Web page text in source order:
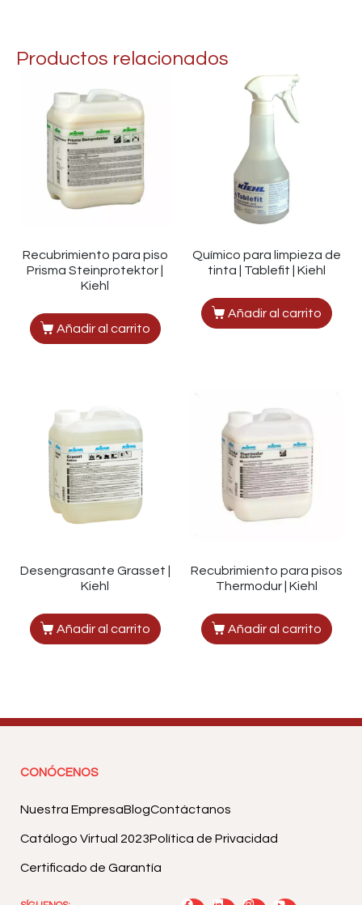
Productos relacionados
Recubrimiento para piso
Prisma Steinprotektor |
Kiehl
Añadir al carrito
Químico para limpieza de
tinta | Tablefit | Kiehl
Añadir al carrito
Desengrasante Grasset |
Kiehl
Añadir al carrito
Recubrimiento para pisos
Thermodur | Kiehl
Añadir al carrito
CONÓCENOS
Nuestra EmpresaBlogContáctanos
Catálogo Virtual 2023Política de Privacidad
Certificado de Garantía